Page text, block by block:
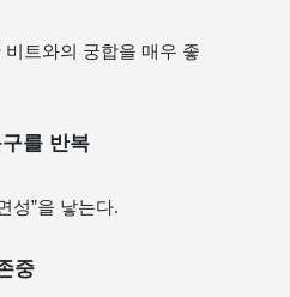
트와의 궁합을 매우 좋
를 반복
성”을 낳는다.
중